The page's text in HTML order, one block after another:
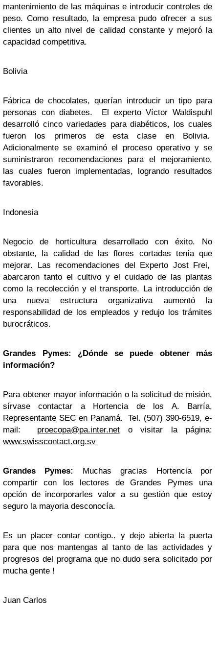
mantenimiento de las máquinas e introducir controles de
peso. Como resultado, la empresa pudo ofrecer a sus
clientes un alto nivel de calidad constante y mejoró la
capacidad competitiva.
Bolivia
Fábrica de chocolates, querían introducir un tipo para
personas con diabetes. El experto Víctor Waldispuhl
desarrolló cinco variedades para diabéticos, los cuales
fueron los primeros de esta clase en Bolivia.
Adicionalmente se examinó el proceso operativo y se
suministraron recomendaciones para el mejoramiento,
las cuales fueron implementadas, logrando resultados
favorables.
Indonesia
Negocio de horticultura desarrollado con éxito. No
obstante, la calidad de las flores cortadas tenía que
mejorar. Las recomendaciones del Experto Jost Frei,
abarcaron tanto el cultivo y el cuidado de las plantas
como la recolección y el transporte. La introducción de
una nueva estructura organizativa aumentó la
responsabilidad de los empleados y redujo los trámites
burocráticos.
Grandes Pymes: ¿Dónde se puede obtener más
información?
Para obtener mayor información o la solicitud de misión,
sírvase contactar a Hortencia de los A. Barría,
Representante SEC en Panamá. Tel. (507) 390-6519, e-
mail: proecopa@pa.inter.neto visitar la página:
www.swisscontact.org.sv
Grandes Pymes: Muchas gracias Hortencia por
compartir con los lectores de Grandes Pymes una
opción de incorporarles valor a su gestión que estoy
seguro la mayoria desconocía.
Es un placer contar contigo.. y dejo abierta la puerta
para que nos mantengas al tanto de las actividades y
progresos del programa que no dudo sera solicitado por
mucha gente !
Juan Carlos